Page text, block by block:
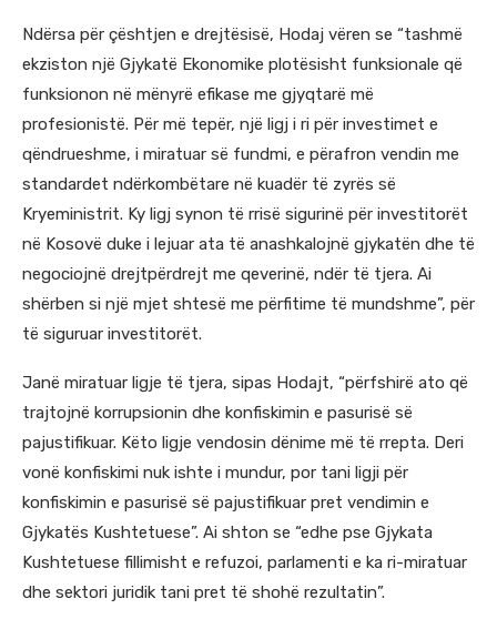
Ndërsa për çështjen e drejtësisë, Hodaj vëren se “tashmë
ekziston një Gjykatë Ekonomike plotësisht funksionale që
funksionon në mënyrë efikase me gjyqtarë më
profesionistë. Për më tepër, një ligj i ri për investimet e
qëndrueshme, i miratuar së fundmi, e përafron vendin me
standardet ndërkombëtare në kuadër të zyrës së
Kryeministrit. Ky ligj synon të rrisë sigurinë për investitorët
në Kosovë duke i lejuar ata të anashkalojnë gjykatën dhe të
negociojnë drejtpërdrejt me qeverinë, ndër të tjera. Ai
shërben si një mjet shtesë me përfitime të mundshme”, për
të siguruar investitorët.
Janë miratuar ligje të tjera, sipas Hodajt, “përfshirë ato që
trajtojnë korrupsionin dhe konfiskimin e pasurisë së
pajustifikuar. Këto ligje vendosin dënime më të rrepta. Deri
vonë konfiskimi nuk ishte i mundur, por tani ligji për
konfiskimin e pasurisë së pajustifikuar pret vendimin e
Gjykatës Kushtetuese”. Ai shton se “edhe pse Gjykata
Kushtetuese fillimisht e refuzoi, parlamenti e ka ri-miratuar
dhe sektori juridik tani pret të shohë rezultatin”.